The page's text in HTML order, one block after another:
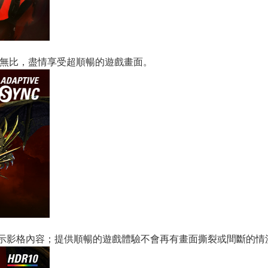
比，盡情享受超順暢的遊戲畫面。
格內容；提供順暢的遊戲體驗不會再有畫面撕裂或間斷的情